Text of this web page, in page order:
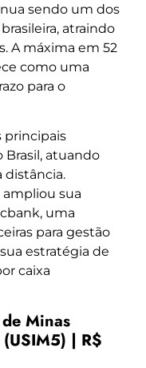
sendo um dos
atraindo
A máxima em 52
como uma
para o
principais
Brasil, atuando
distância.
sua
uma
para gestão
estratégia de
caixa
Minas
| R$